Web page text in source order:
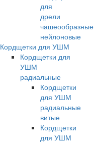
для
дрели
чашеообразные
нейлоновые
Кордщетки для УШМ
Кордщетки для
УШМ
радиальные
Кордщетки
для УШМ
радиальные
витые
Кордщетки
для УШМ